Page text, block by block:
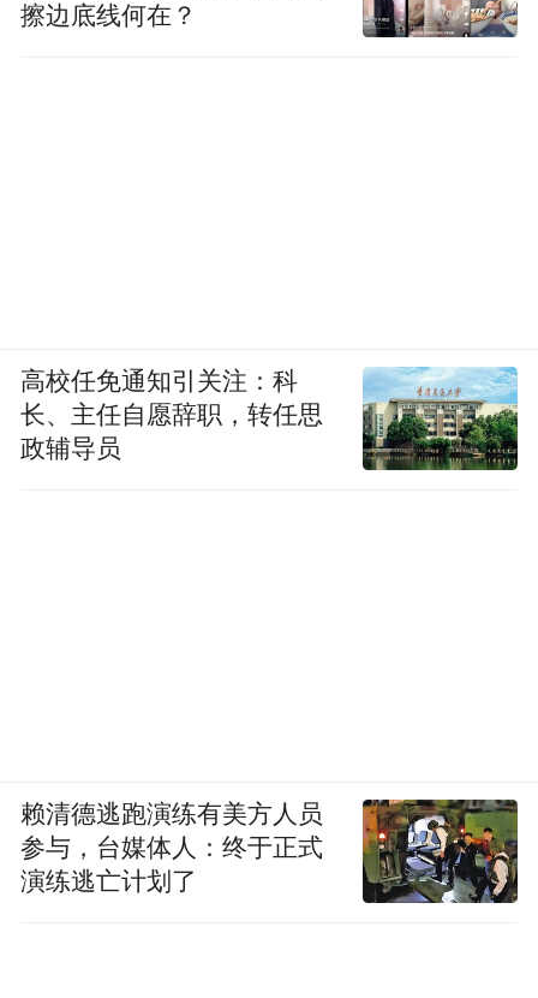
擦边底线何在？
高校任免通知引关注：科
长、主任自愿辞职，转任思
政辅导员
赖清德逃跑演练有美方人员
参与，台媒体人：终于正式
演练逃亡计划了